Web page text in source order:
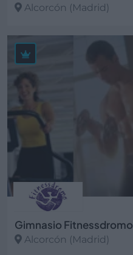
Alcorcón (Madrid)
Ver más
Gimnasio Fitnessdromo
Alcorcón (Madrid)